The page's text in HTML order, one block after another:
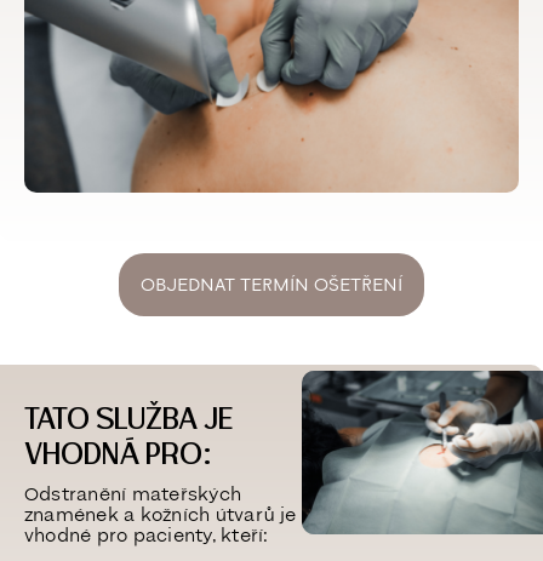
OBJEDNAT TERMÍN OŠETŘENÍ
TATO SLUŽBA JE
VHODNÁ PRO:
Odstranění mateřských
znamének a kožních útvarů je
vhodné pro pacienty, kteří: